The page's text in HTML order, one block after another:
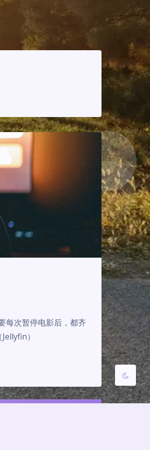
Sans Serif Serif
每次暂停电影后，都齐
）